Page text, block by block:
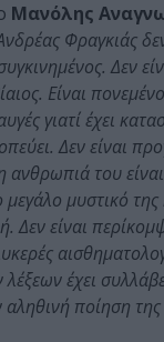
Μανόλης
Φραγκιάς
Δεν
Είναι
γιατί έχει
Δεν είναι
ανθρωπιά του
μυστικό της
Δεν είναι
έχει
αληθινή ποίηση